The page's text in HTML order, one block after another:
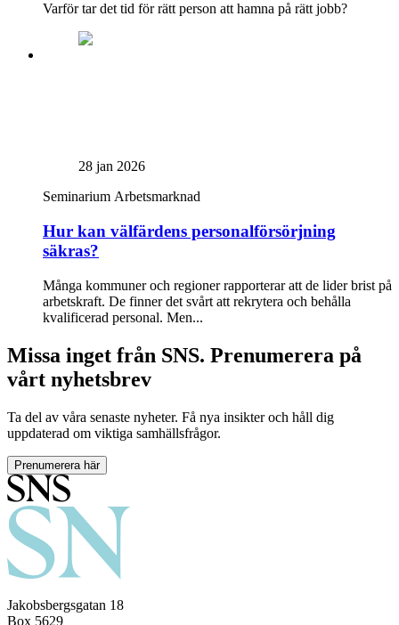
Varför tar det tid för rätt person att hamna på rätt jobb?
28 jan 2026
Seminarium Arbetsmarknad
Hur kan välfärdens personalförsörjning
säkras?
Många kommuner och regioner rapporterar att de lider brist på
arbetskraft. De finner det svårt att rekrytera och behålla
kvalificerad personal. Men...
Missa inget från SNS. Prenumerera på
vårt nyhetsbrev
Ta del av våra senaste nyheter. Få nya insikter och håll dig
uppdaterad om viktiga samhällsfrågor.
Prenumerera här
Jakobsbergsgatan 18
Box 5629